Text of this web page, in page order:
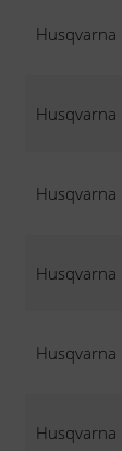
Husqvarna
Husqvarna
Husqvarna
Husqvarna
Husqvarna
Husqvarna